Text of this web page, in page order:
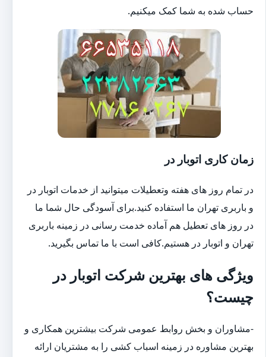
حساب شده به شما کمک میکنیم.
زمان کاری اتوبار در
در تمام روز های هفته وتعطیلات میتوانید از خدمات اتوبار در
و باربری تهران ما استفاده کنید.برای آسودگی حال شما ما
در روز های تعطیل هم آماده خدمت رسانی در زمینه باربری
تهران و اتوبار در هستیم.کافی است با ما تماس بگیرید.
ویژگی های بهترین شرکت اتوبار در
چیست؟
-مشاوران و بخش روابط عمومی شرکت بیشترین همکاری و
بهترین مشاوره در زمینه اسباب کشی را به مشتریان ارائه